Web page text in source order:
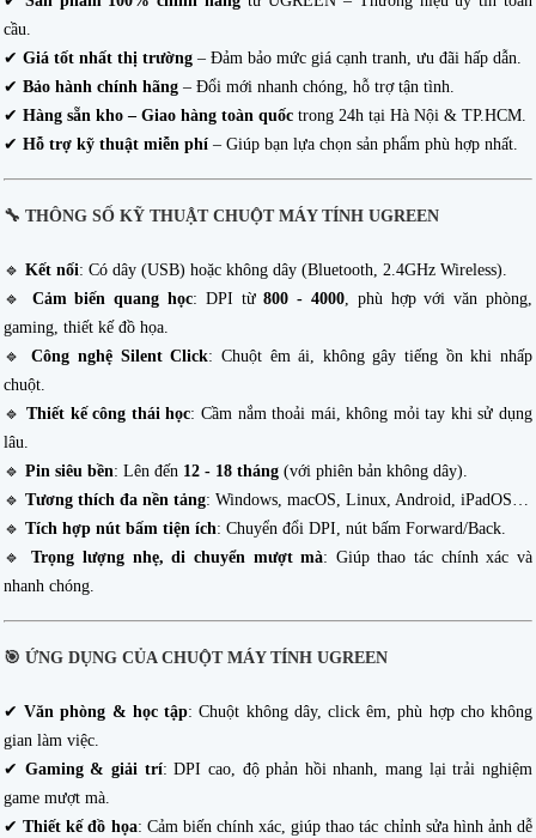
cầu.
✔ Giá tốt nhất thị trường – Đảm bảo mức giá cạnh tranh, ưu đãi hấp dẫn.
✔ Bảo hành chính hãng – Đổi mới nhanh chóng, hỗ trợ tận tình.
✔ Hàng sẵn kho – Giao hàng toàn quốc trong 24h tại Hà Nội & TP.HCM.
✔ Hỗ trợ kỹ thuật miễn phí – Giúp bạn lựa chọn sản phẩm phù hợp nhất.
🔧 THÔNG SỐ KỸ THUẬT CHUỘT MÁY TÍNH UGREEN
🔹 Kết nối: Có dây (USB) hoặc không dây (Bluetooth, 2.4GHz Wireless).
🔹 Cảm biến quang học: DPI từ800 - 4000, phù hợp với văn phòng,
gaming, thiết kế đồ họa.
🔹Công nghệ Silent Click: Chuột êm ái, không gây tiếng ồn khi nhấp
chuột.
🔹Thiết kế công thái học: Cầm nắm thoải mái, không mỏi tay khi sử dụng
lâu.
🔹 Pin siêu bền: Lên đến 12 - 18 tháng (với phiên bản không dây).
🔹 Tương thích đa nền tảng: Windows, macOS, Linux, Android, iPadOS…
🔹 Tích hợp nút bấm tiện ích: Chuyển đổi DPI, nút bấm Forward/Back.
🔹Trọng lượng nhẹ, di chuyển mượt mà: Giúp thao tác chính xác và
nhanh chóng.
🎯 ỨNG DỤNG CỦA CHUỘT MÁY TÍNH UGREEN
✔Văn phòng & học tập: Chuột không dây, click êm, phù hợp cho không
gian làm việc.
✔ Gaming & giải trí: DPI cao, độ phản hồi nhanh, mang lại trải nghiệm
game mượt mà.
✔Thiết kế đồ họa: Cảm biến chính xác, giúp thao tác chỉnh sửa hình ảnh dễ